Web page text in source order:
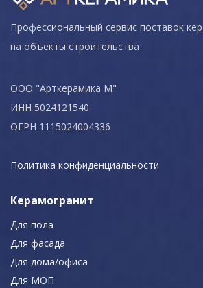
Профессиональный сервис поставок
на объекты строительства
ООО "Арткерамика М"
ИНН 5024121540
ОГРН 1115024004336
Политика конфиденциальности
Керамогранит
Для пола
Для фасада
Для дома/офиса
Для МОП